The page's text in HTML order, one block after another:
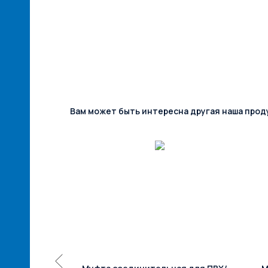
Вам может быть интересна другая наша